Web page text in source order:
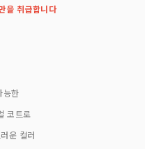
을 취급합니다
능한
코트로
운 컬러